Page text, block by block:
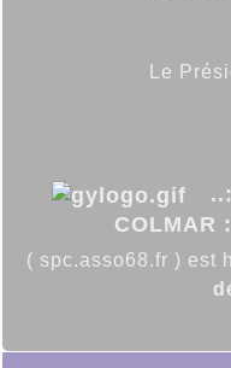
Le
COLMAR
( spc.asso68.fr ) est